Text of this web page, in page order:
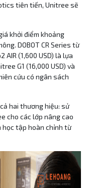
tiên tiến, Unitree sẽ
khởi điểm khoảng
DOBOT CR Series từ
AIR (1,600 USD) là lựa
G1 (16,000 USD) và
cứu có ngân sách
hai thương hiệu: sử
cho các lớp nâng cao
học tập hoàn chỉnh từ